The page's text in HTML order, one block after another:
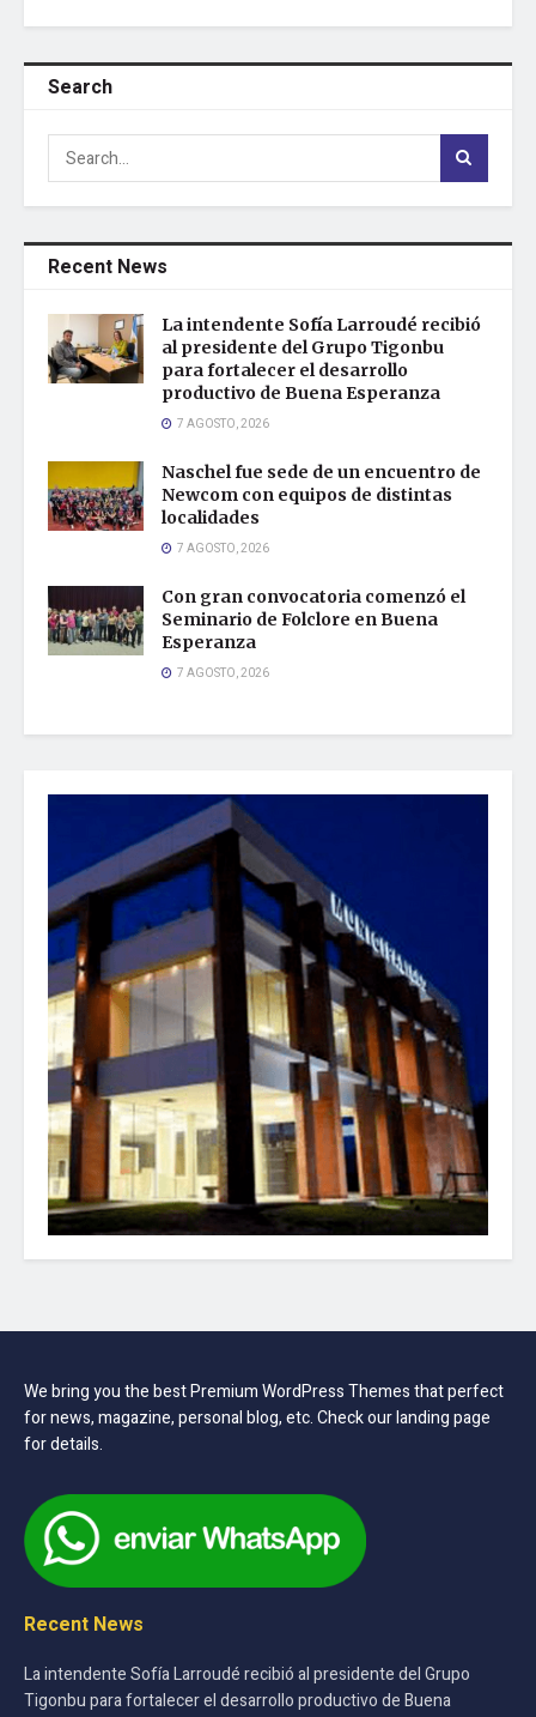
Search
Recent News
La intendente Sofía Larroudé recibió
al presidente del Grupo Tigonbu
para fortalecer el desarrollo
productivo de Buena Esperanza
7 AGOSTO, 2026
Naschel fue sede de un encuentro de
Newcom con equipos de distintas
localidades
7 AGOSTO, 2026
Con gran convocatoria comenzó el
Seminario de Folclore en Buena
Esperanza
7 AGOSTO, 2026
We bring you the best Premium WordPress Themes that perfect
for news, magazine, personal blog, etc. Check our landing page
for details.
Recent News
La intendente Sofía Larroudé recibió al presidente del Grupo
Tigonbu para fortalecer el desarrollo productivo de Buena